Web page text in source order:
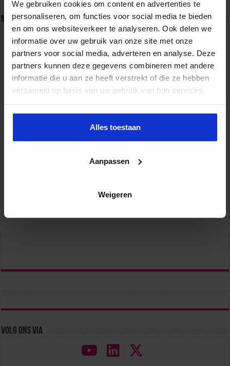
We gebruiken cookies om content en advertenties te
personaliseren, om functies voor social media te bieden
en om ons websiteverkeer te analyseren. Ook delen we
informatie over uw gebruik van onze site met onze
partners voor social media, adverteren en analyse. Deze
partners kunnen deze gegevens combineren met andere
informatie die u aan ze heeft verstrekt of die ze hebben
verzameld op basis van uw gebruik van hun services.
Alles toestaan
Aanpassen
Weigeren
Nieuwsbrief
Volg ons via